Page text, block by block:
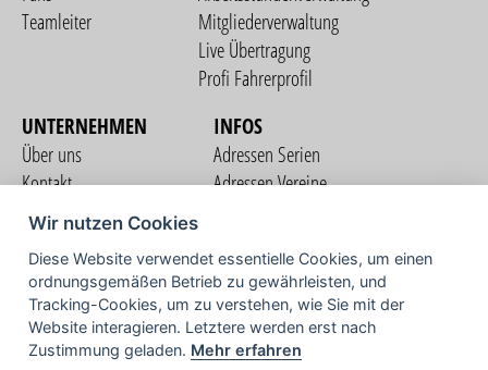
Teamleiter
Mitgliederverwaltung
Live Übertragung
Profi Fahrerprofil
UNTERNEHMEN
Über uns
Kontakt
Nutzungsbedingungen
Datenschutzerklärung
Impressum
INFOS
Adressen Serien
Adressen Vereine
COMMUNITY
Wir nutzen Cookies
Diese Website verwendet essentielle Cookies, um einen
ordnungsgemäßen Betrieb zu gewährleisten, und
Tracking-Cookies, um zu verstehen, wie Sie mit der
Website interagieren. Letztere werden erst nach
Zustimmung geladen. Mehr erfahren